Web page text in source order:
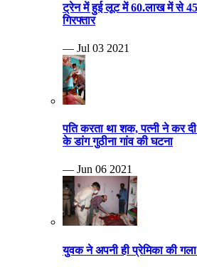
ट्रेन में हुई लूट में 60.लाख में से
गिरफ्तार
— Jul 03 2021
पति करता था शक, पत्नी ने कर दी
के डांग गुठीना गांव की घटना
— Jun 06 2021
युवक ने अपनी ही प्रेमिका की